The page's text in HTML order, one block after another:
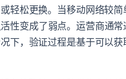
轻松更换。当移动网络较简
性变成了弱点。运营商通常
下，验证过程是基于可以获